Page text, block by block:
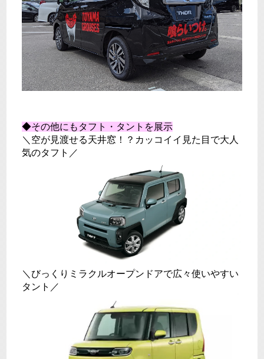
◆その他にもタフト・タントを展示
＼空が見渡せる天井窓！？ カッコイイ見た目で大人
気のタフト／
＼びっくりミラクルオープンドアで広々使いやすい
タント／